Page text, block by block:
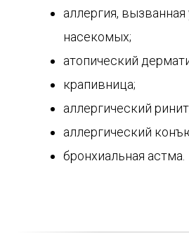
аллергия,
насекомых;
атопический
крапивница;
аллергический
аллергический
бронхиальная астма.